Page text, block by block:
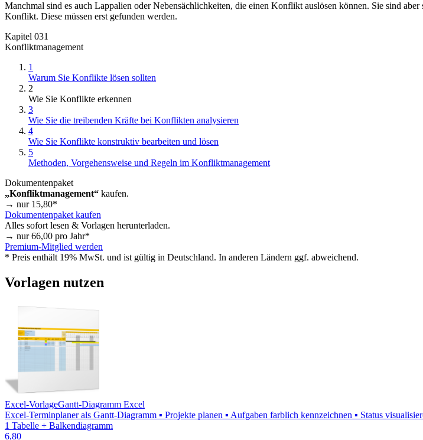
Manchmal sind es auch Lappalien oder Nebensächlichkeiten, die einen Konflikt auslösen können. Sie sind
Konflikt. Diese müssen erst gefunden werden.
Kapitel 031
Konfliktmanagement
1
Warum Sie Konflikte lösen sollten
2
Wie Sie Konflikte erkennen
3
Wie Sie die treibenden Kräfte bei Konflikten analysieren
4
Wie Sie Konflikte konstruktiv bearbeiten und lösen
5
Methoden, Vorgehensweise und Regeln im Konfliktmanagement
Dokumentenpaket
„Konfliktmanagement“ kaufen.
→ nur 15,80*
Dokumentenpaket kaufen
Alles sofort lesen & Vorlagen herunterladen.
→ nur66,00 pro Jahr*
Premium-Mitglied werden
* Preis enthält 19% MwSt. und ist gültig in Deutschland. In anderen Ländern ggf. abweichend.
Vorlagen nutzen
Excel-VorlageGantt-Diagramm Excel
Excel-Terminplaner als Gantt-Diagramm ▪ Projekte planen ▪ Aufgaben farblich kennzeichnen ▪ Status
1 Tabelle + Balkendiagramm
6,80